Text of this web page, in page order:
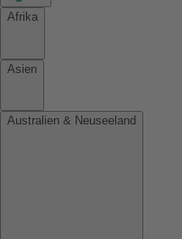
Afrika
Asien
Australien & Neuseeland